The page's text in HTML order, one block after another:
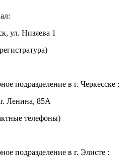
ул. Низяева 1
подразделение в г. Черкесске :
Ленина, 85А
телефоны)
подразделение в г. Элисте :